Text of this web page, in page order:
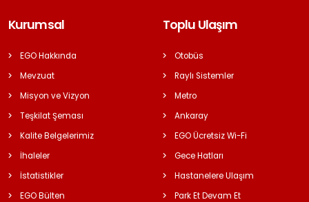
Kurumsal
EGO Hakkında
Mevzuat
Misyon ve Vizyon
Teşkilat Şeması
Kalite Belgelerimiz
İhaleler
İstatistikler
EGO Bülten
Toplu Ulaşım
Otobüs
Raylı Sistemler
Metro
Ankaray
EGO Ücretsiz Wi-Fi
Gece Hatları
Hastanelere Ulaşım
Park Et Devam Et